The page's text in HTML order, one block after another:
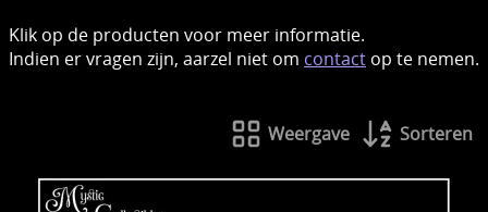
Klik op de producten voor meer informatie.
Indien er vragen zijn, aarzel niet om contact op te nemen.
Weergave Sorteren